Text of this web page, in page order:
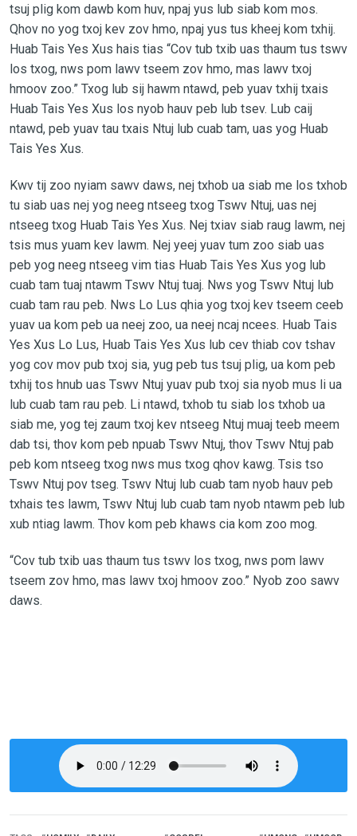
tsuj plig kom dawb kom huv, npaj yus lub siab kom mos.
Qhov no yog txoj kev zov hmo, npaj yus tus kheej kom txhij.
Huab Tais Yes Xus hais tias “Cov tub txib uas thaum tus tswv
los txog, nws pom lawv tseem zov hmo, mas lawv txoj
hmoov zoo.” Txog lub sij hawm ntawd, peb yuav txhij txais
Huab Tais Yes Xus los nyob hauv peb lub tsev. Lub caij
ntawd, peb yuav tau txais Ntuj lub cuab tam, uas yog Huab
Tais Yes Xus.
Kwv tij zoo nyiam sawv daws, nej txhob ua siab me los txhob
tu siab uas nej yog neeg ntseeg txog Tswv Ntuj, uas nej
ntseeg txog Huab Tais Yes Xus. Nej txiav siab raug lawm, nej
tsis mus yuam kev lawm. Nej yeej yuav tum zoo siab uas
peb yog neeg ntseeg vim tias Huab Tais Yes Xus yog lub
cuab tam tuaj ntawm Tswv Ntuj tuaj. Nws yog Tswv Ntuj lub
cuab tam rau peb. Nws Lo Lus qhia yog txoj kev tseem ceeb
yuav ua kom peb ua neej zoo, ua neej ncaj ncees. Huab Tais
Yes Xus Lo Lus, Huab Tais Yes Xus lub cev thiab cov tshav
yog cov mov pub txoj sia, yug peb tus tsuj plig, ua kom peb
txhij tos hnub uas Tswv Ntuj yuav pub txoj sia nyob mus li ua
lub cuab tam rau peb. Li ntawd, txhob tu siab los txhob ua
siab me, yog tej zaum txoj kev ntseeg Ntuj muaj teeb meem
dab tsi, thov kom peb npuab Tswv Ntuj, thov Tswv Ntuj pab
peb kom ntseeg txog nws mus txog qhov kawg. Tsis tso
Tswv Ntuj pov tseg. Tswv Ntuj lub cuab tam nyob hauv peb
txhais tes lawm, Tswv Ntuj lub cuab tam nyob ntawm peb lub
xub ntiag lawm. Thov kom peb khaws cia kom zoo mog.
“Cov tub txib uas thaum tus tswv los txog, nws pom lawv
tseem zov hmo, mas lawv txoj hmoov zoo.” Nyob zoo sawv
daws.